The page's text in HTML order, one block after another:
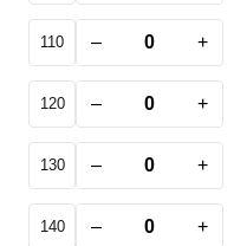
110 – +
120 – +
130 – +
140 – +